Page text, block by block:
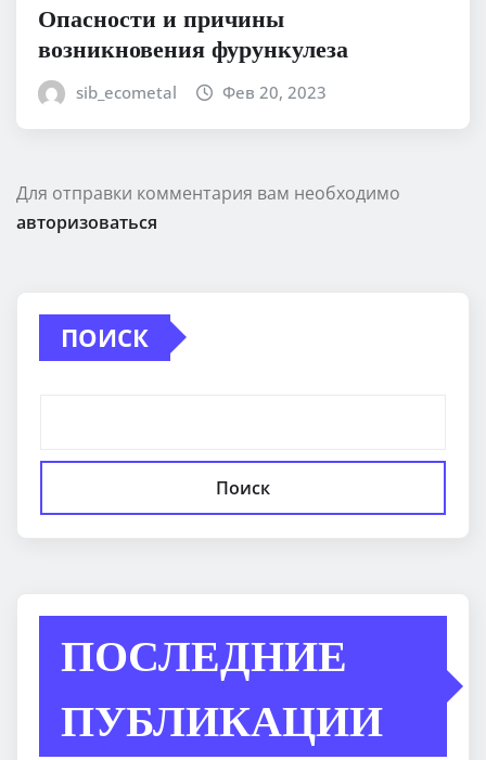
Опасности и причины
возникновения фурункулеза
sib_ecometal Фев 20, 2023
Для отправки комментария вам необходимо
авторизоваться
ПОИСК
Поиск
ПОСЛЕДНИЕ
ПУБЛИКАЦИИ